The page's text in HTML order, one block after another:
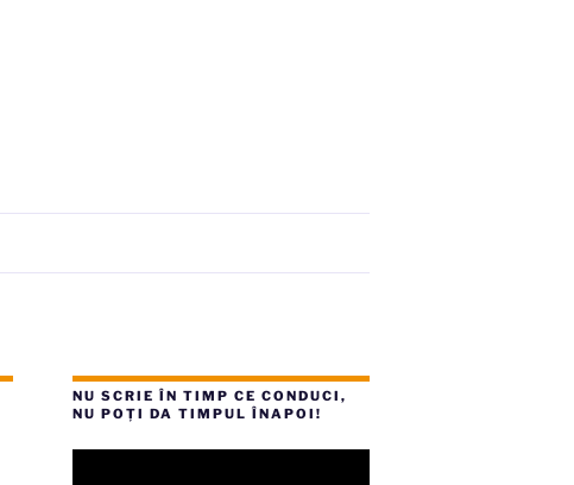
NU SCRIE ÎN TIMP CE CONDUCI,
NU POȚI DA TIMPUL ÎNAPOI!